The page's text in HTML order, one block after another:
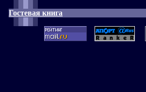
Гостевая книга